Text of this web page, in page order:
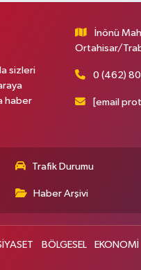
sizleri
haber
İnönü
Ortahisar/
0 (462)
[email
Trafik Durumu
Haber Arşivi
BÖLGESEL EKONOMİ